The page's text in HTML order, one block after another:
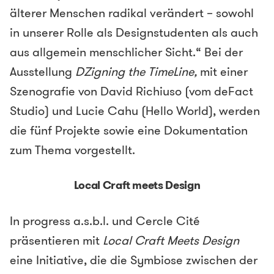
älterer Menschen radikal verändert – sowohl
in unserer Rolle als Designstudenten als auch
aus allgemein menschlicher Sicht.“ Bei der
Ausstellung DZigning the TimeLine, mit einer
Szenografie von David Richiuso (vom deFact
Studio) und Lucie Cahu (Hello World), werden
die fünf Projekte sowie eine Dokumentation
zum Thema vorgestellt.
Local Craft meets Design
In progress a.s.b.l. und Cercle Cité
präsentieren mit Local Craft Meets Design
eine Initiative, die die Symbiose zwischen der